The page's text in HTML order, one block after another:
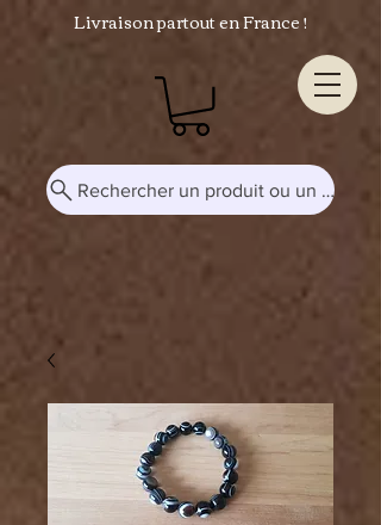
Livraison partout en France !
Rechercher un produit ou un mot-